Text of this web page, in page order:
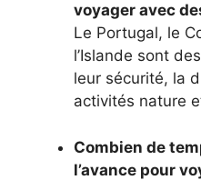
voyager avec
Le Portugal, le
l’Islande sont
leur sécurité, la
activités nature
Combien de
l’avance pour